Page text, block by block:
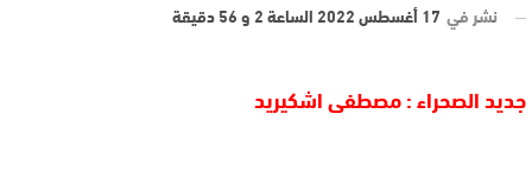
نشر في 17 أغسطس 2022 الساعة 2 و 56 دقيقة
جديد الصحراء : مصطفى اشكيريد